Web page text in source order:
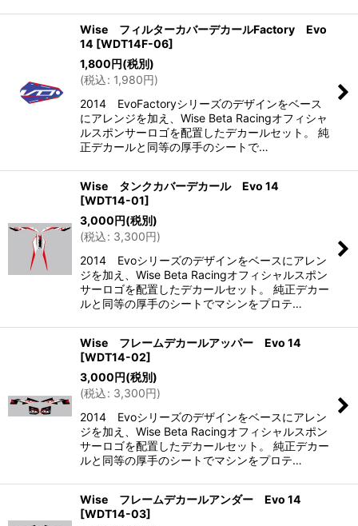
Wise フィルターカバーデカールFactory Evo
14 [WDT14F-06]
1,800円(税別)
(税込: 1,980円)
2014 EvoFactoryシリーズのデザインをベース
にアレンジを加え、Wise Beta Racingオフィシャ
ルスポンサーロゴを配置したデカールセット。 純
正デカールと同等の厚手のシートで…
Wise タンクカバーデカール Evo 14
[WDT14-01]
3,000円(税別)
(税込: 3,300円)
2014 Evoシリーズのデザインをベースにアレン
ジを加え、Wise Beta Racingオフィシャルスポン
サーロゴを配置したデカールセット。 純正デカー
ルと同等の厚手のシートでマシンをプロテ…
Wise フレームデカールアッパー Evo 14
[WDT14-02]
3,000円(税別)
(税込: 3,300円)
2014 Evoシリーズのデザインをベースにアレン
ジを加え、Wise Beta Racingオフィシャルスポン
サーロゴを配置したデカールセット。 純正デカー
ルと同等の厚手のシートでマシンをプロテ…
Wise フレームデカールアンダー Evo 14
[WDT14-03]